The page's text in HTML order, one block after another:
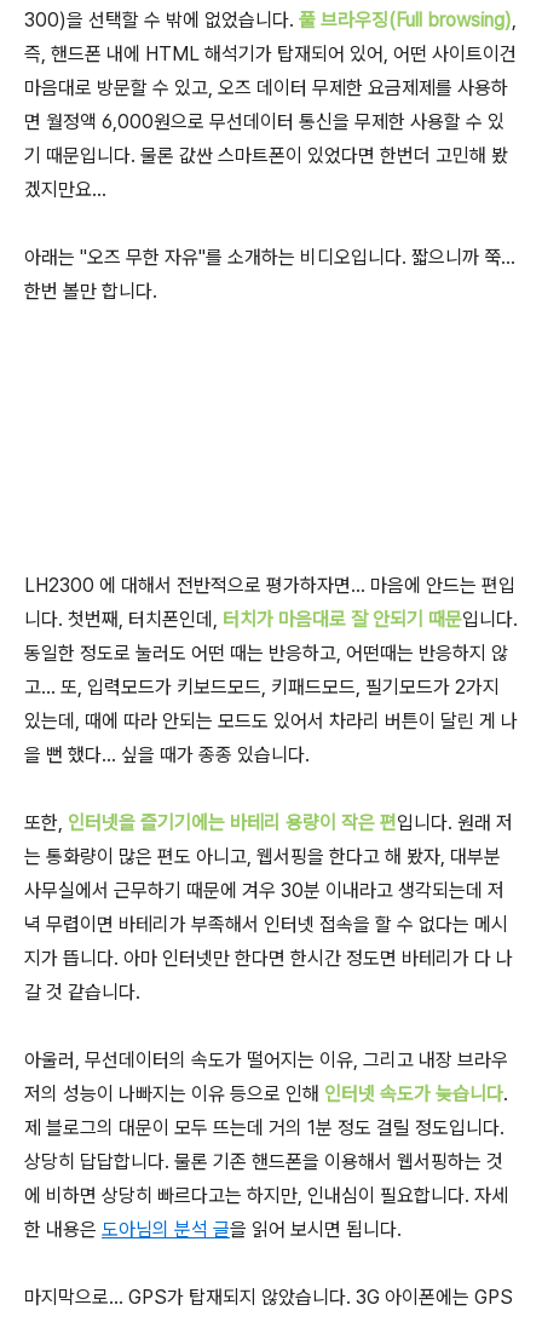
300)을 선택할 수 밖에 없었습니다. 풀 브라우징(Full browsing)
즉, 핸드폰 내에 HTML 해석기가 탑재되어 있어, 어떤 사이트이건
마음대로 방문할 수 있고, 오즈 데이터 무제한 요금제제를 사용하
면 월정액 6,000원으로 무선데이터 통신을 무제한 사용할 수 있
기 때문입니다. 물론 값싼 스마트폰이 있었다면 한번더 고민해 봤
겠지만요...
아래는 "오즈 무한 자유"를 소개하는 비디오입니다. 짧으니까 쭉...
한번 볼만 합니다.
LH2300 에 대해서 전반적으로 평가하자면... 마음에 안드는 편입
니다. 첫번째, 터치폰인데, 터치가 마음대로 잘 안되기 때문입니다.
동일한 정도로 눌러도 어떤 때는 반응하고, 어떤때는 반응하지 않
고... 또, 입력모드가 키보드모드, 키패드모드, 필기모드가 2가지
있는데, 때에 따라 안되는 모드도 있어서 차라리 버튼이 달린 게 나
을 뻔 했다... 싶을 때가 종종 있습니다.
또한, 인터넷을 즐기기에는 바테리 용량이 작은 편입니다. 원래 저
는 통화량이 많은 편도 아니고, 웹서핑을 한다고 해 봤자, 대부분
사무실에서 근무하기 때문에 겨우 30분 이내라고 생각되는데 저
녁 무렵이면 바테리가 부족해서 인터넷 접속을 할 수 없다는 메시
지가 뜹니다. 아마 인터넷만 한다면 한시간 정도면 바테리가 다 나
갈 것 같습니다.
아울러, 무선데이터의 속도가 떨어지는 이유, 그리고 내장 브라우
저의 성능이 나빠지는 이유 등으로 인해 인터넷 속도가 늦습니다.
제 블로그의 대문이 모두 뜨는데 거의 1분 정도 걸릴 정도입니다.
상당히 답답합니다. 물론 기존 핸드폰을 이용해서 웹서핑하는 것
에 비하면 상당히 빠르다고는 하지만, 인내심이 필요합니다. 자세
한 내용은 도아님의 분석 글을 읽어 보시면 됩니다.
마지막으로... GPS가 탑재되지 않았습니다. 3G 아이폰에는 GPS